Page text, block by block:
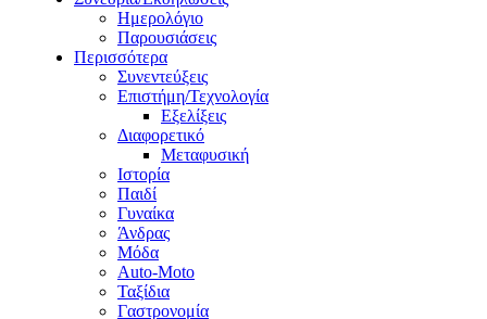
Ημερολόγιο
Παρουσιάσεις
Περισσότερα
Συνεντεύξεις
Επιστήμη/Τεχνολογία
Εξελίξεις
Διαφορετικό
Μεταφυσική
Ιστορία
Παιδί
Γυναίκα
Άνδρας
Μόδα
Auto-Moto
Ταξίδια
Γαστρονομία